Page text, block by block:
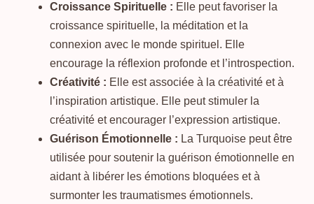
Croissance Spirituelle : Elle peut favoriser la
croissance spirituelle, la méditation et la
connexion avec le monde spirituel. Elle
encourage la réflexion profonde et l’introspection.
Créativité : Elle est associée à la créativité et à
l’inspiration artistique. Elle peut stimuler la
créativité et encourager l’expression artistique.
Guérison Émotionnelle : La Turquoise peut être
utilisée pour soutenir la guérison émotionnelle en
aidant à libérer les émotions bloquées et à
surmonter les traumatismes émotionnels.